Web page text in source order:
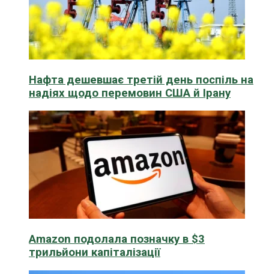
Нафта дешевшає третій день поспіль на
надіях щодо перемовин США й Ірану
Amazon подолала позначку в $3
трильйони капіталізації